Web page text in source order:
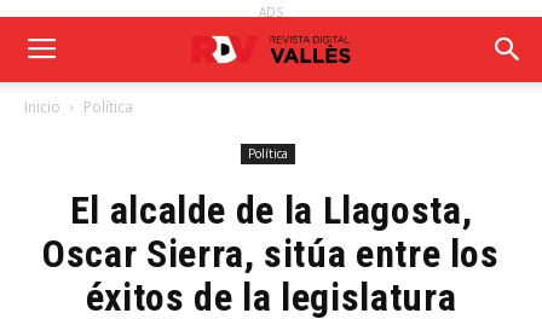
ADS
Inicio Política
Política
El alcalde de la Llagosta,
Oscar Sierra, sitúa entre los
éxitos de la legislatura